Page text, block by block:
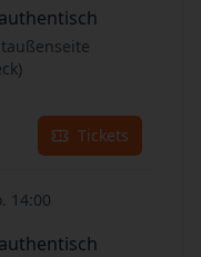
Tickets
14:00